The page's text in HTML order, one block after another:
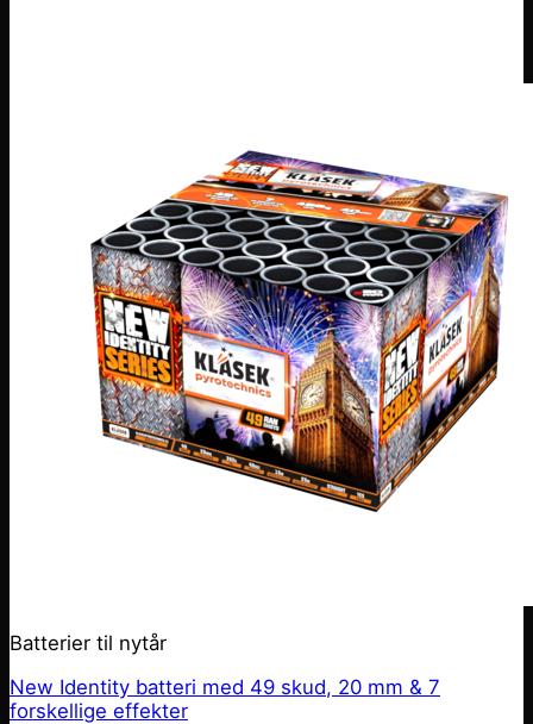
Batterier til nytår
New Identity batteri med 49 skud, 20 mm & 7
forskellige effekter